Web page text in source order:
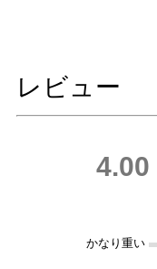
レビュー
4.00
かなり重い